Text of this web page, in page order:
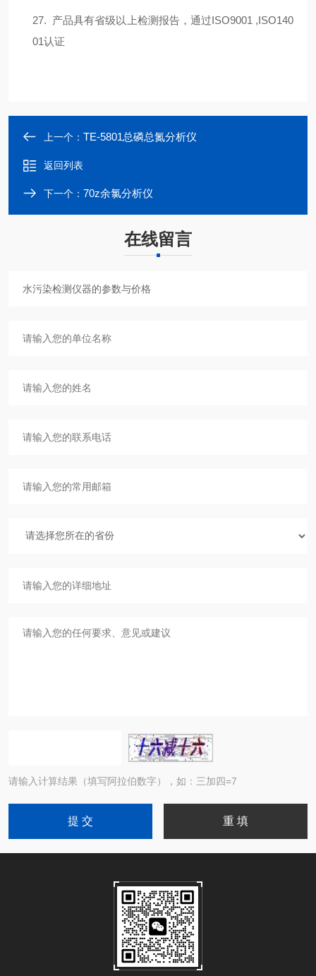
27. 产品具有省级以上检测报告，通过ISO9001 ,ISO140
01认证
上一个： TE-5801总磷总氮分析仪
返回列表
下一个： 70z余氯分析仪
在线留言
请输入计算结果（填写阿拉伯数字），如：三加四=7